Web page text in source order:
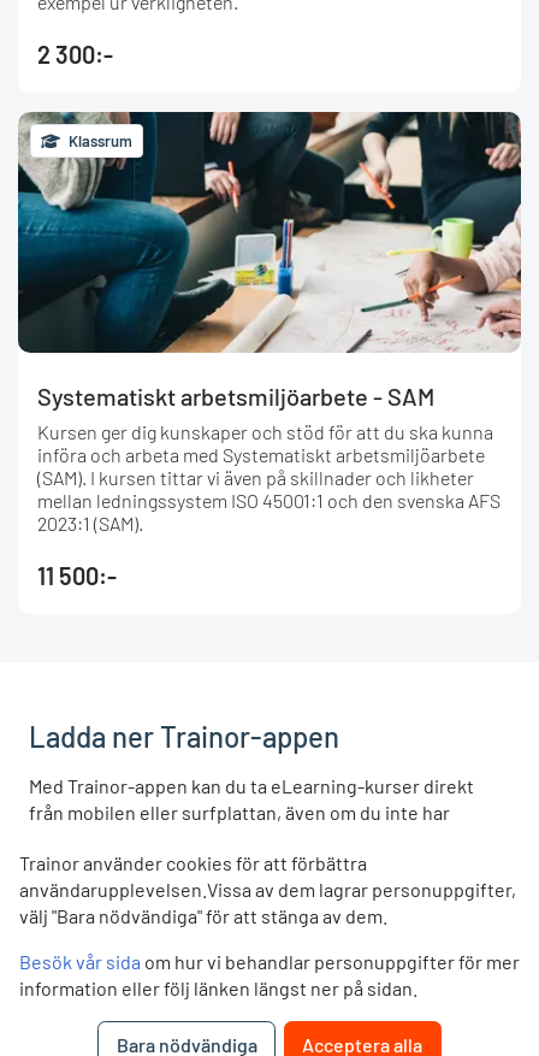
2 300:-
Klassrum
Systematiskt arbetsmiljöarbete - SAM
Kursen ger dig kunskaper och stöd för att du ska kunna
införa och arbeta med Systematiskt arbetsmiljöarbete
(SAM). I kursen tittar vi även på skillnader och likheter
mellan ledningssystem ISO 45001:1 och den svenska AFS
2023:1 (SAM).
11 500:-
Ladda ner Trainor-appen
Med Trainor-appen kan du ta eLearning-kurser direkt
från mobilen eller surfplattan, även om du inte har
användarnamn och lösenord som du vanligtvis använder
på trainor.no.
LADDA NER
App Store
LADDA NER
Google Play
Trainor använder cookies för att förbättra
användarupplevelsen.Vissa av dem lagrar personuppgifter,
välj "Bara nödvändiga" för att stänga av dem.
Besök vår sida om hur vi behandlar personuppgifter för mer
information eller följ länken längst ner på sidan.
Bara nödvändiga Acceptera alla